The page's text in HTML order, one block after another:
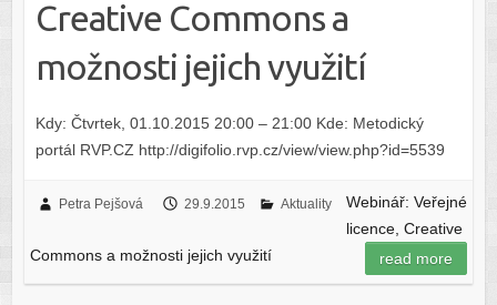
Creative Commons a
možnosti jejich využití
Kdy: Čtvrtek, 01.10.2015 20:00 – 21:00 Kde: Metodický
portál RVP.CZ http://digifolio.rvp.cz/view/view.php?id=5539
Petra Pejšová 29.9.2015 Aktuality
Webinář: Veřejné
licence, Creative
Commons a možnosti jejich využití
read more